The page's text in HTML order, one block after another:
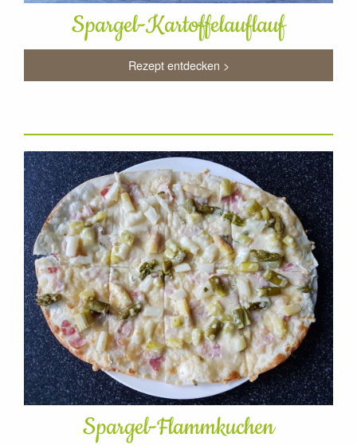
Spargel-Kartoffelauflauf
Rezept entdecken >
Spargel-Flammkuchen